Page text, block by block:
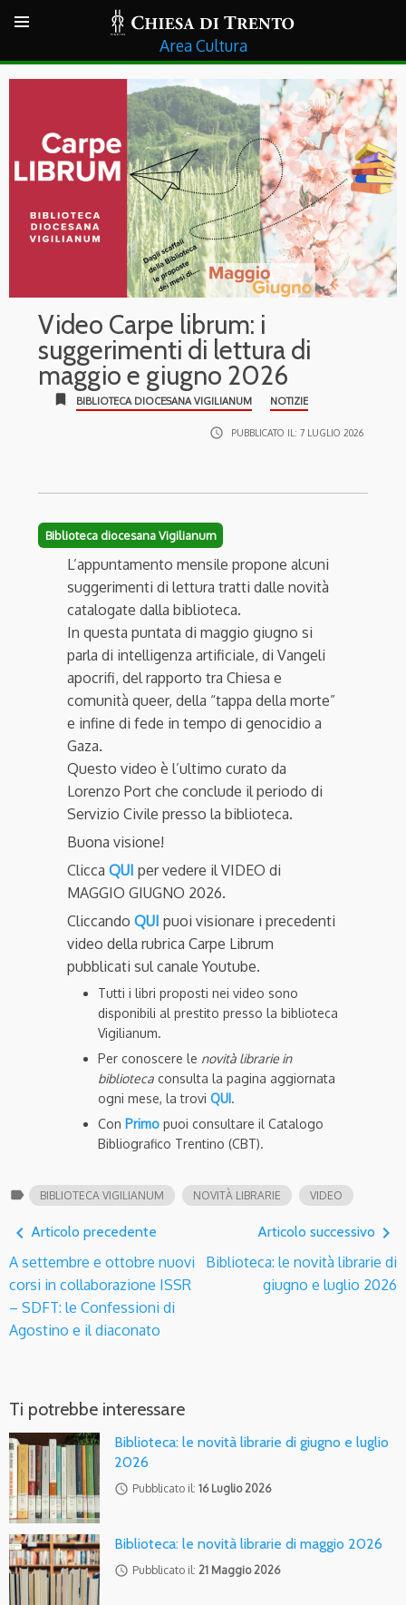
Cultura
Video Carpe librum: i
suggerimenti di lettura di
maggio e giugno 2026
bookmark BIBLIOTECA DIOCESANA VIGILIANUM NOTIZIE
access_time PUBBLICATO IL: 7 LUGLIO 2026
Biblioteca diocesana Vigilianum
L’appuntamento mensile propone alcuni
suggerimenti di lettura tratti dalle novità
catalogate dalla biblioteca.
In questa puntata di maggio giugno si
parla di intelligenza artificiale, di Vangeli
apocrifi, del rapporto tra Chiesa e
comunità queer, della “tappa della morte”
e infine di fede in tempo di genocidio a
Gaza.
Questo video è l’ultimo curato da
Lorenzo Port che conclude il periodo di
Servizio Civile presso la biblioteca.
Buona visione!
Clicca QUI per vedere il VIDEO di
MAGGIO GIUGNO 2026.
Cliccando QUI puoi visionare i precedenti
video della rubrica Carpe Librum
pubblicati sul canale Youtube.
Tutti i libri proposti nei video sono
disponibili al prestito presso la biblioteca
Vigilianum.
Per conoscere le novità librarie in
biblioteca consulta la pagina aggiornata
ogni mese, la trovi QUI.
Con Primo puoi consultare il Catalogo
Bibliografico Trentino (CBT).
label BIBLIOTECA VIGILIANUM NOVITÀ LIBRARIE VIDEO
navigate_before Articolo precedente
A settembre e ottobre nuovi
corsi in collaborazione ISSR
– SDFT: le Confessioni di
Agostino e il diaconato
Articolo successivo navigate_next
Biblioteca: le novità librarie di
giugno e luglio 2026
Ti potrebbe interessare
Biblioteca: le novità librarie di giugno e luglio
2026
access_time Pubblicato il: 16 Luglio 2026
Biblioteca: le novità librarie di maggio 2026
access_time Pubblicato il: 21 Maggio 2026